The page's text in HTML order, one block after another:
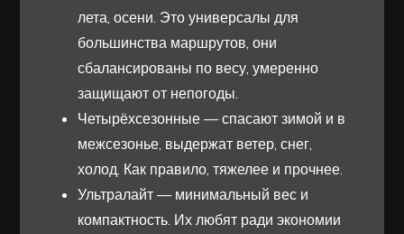
лета, осени. Это универсалы для
большинства маршрутов, они
сбалансированы по весу, умеренно
защищают от непогоды.
Четырёхсезонные — спасают зимой и в
межсезонье, выдержат ветер, снег,
холод. Как правило, тяжелее и прочнее.
Ультралайт — минимальный вес и
компактность. Их любят ради экономии